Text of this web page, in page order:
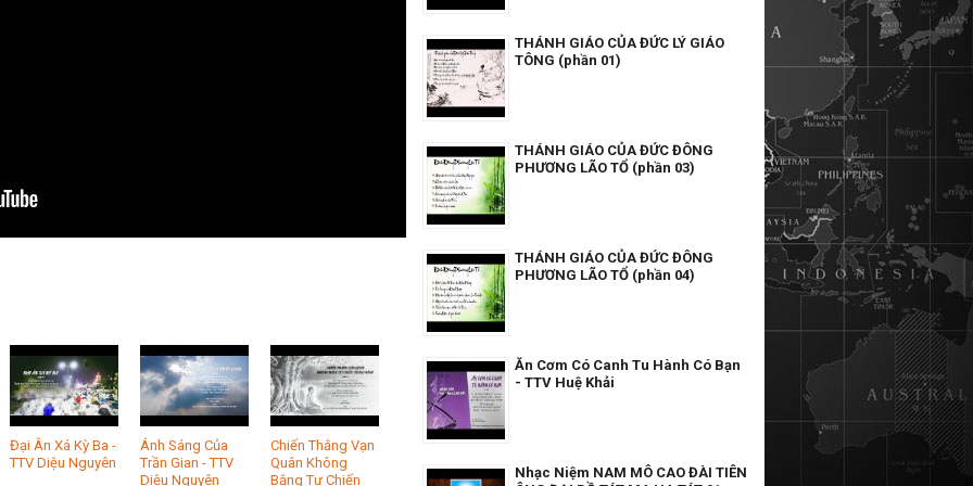
Đại Ân Xá Kỳ Ba -
TTV Diệu Nguyên
Ánh Sáng Của
Trần Gian - TTV
Diệu Nguyên
Chiến Thắng Vạn
Quân Không
Bằng Tự Chiến
THÁNH GIÁO CỦA ĐỨC LÝ GIÁO
TÔNG (phần 01)
THÁNH GIÁO CỦA ĐỨC ĐÔNG
PHƯƠNG LÃO TỔ (phần 03)
THÁNH GIÁO CỦA ĐỨC ĐÔNG
PHƯƠNG LÃO TỔ (phần 04)
Ăn Cơm Có Canh Tu Hành Có Bạn
- TTV Huệ Khải
Nhạc Niệm NAM MÔ CAO ĐÀI TIÊN